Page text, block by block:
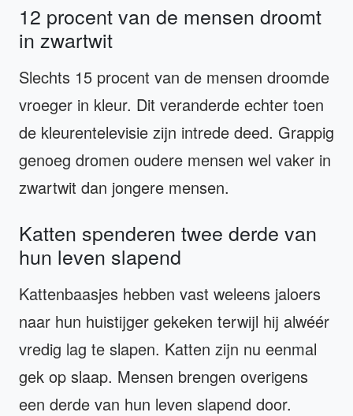
12 procent van de mensen droomt
in zwartwit
Slechts 15 procent van de mensen droomde
vroeger in kleur. Dit veranderde echter toen
de kleurentelevisie zijn intrede deed. Grappig
genoeg dromen oudere mensen wel vaker in
zwartwit dan jongere mensen.
Katten spenderen twee derde van
hun leven slapend
Kattenbaasjes hebben vast weleens jaloers
naar hun huistijger gekeken terwijl hij alwéér
vredig lag te slapen. Katten zijn nu eenmal
gek op slaap. Mensen brengen overigens
een derde van hun leven slapend door.